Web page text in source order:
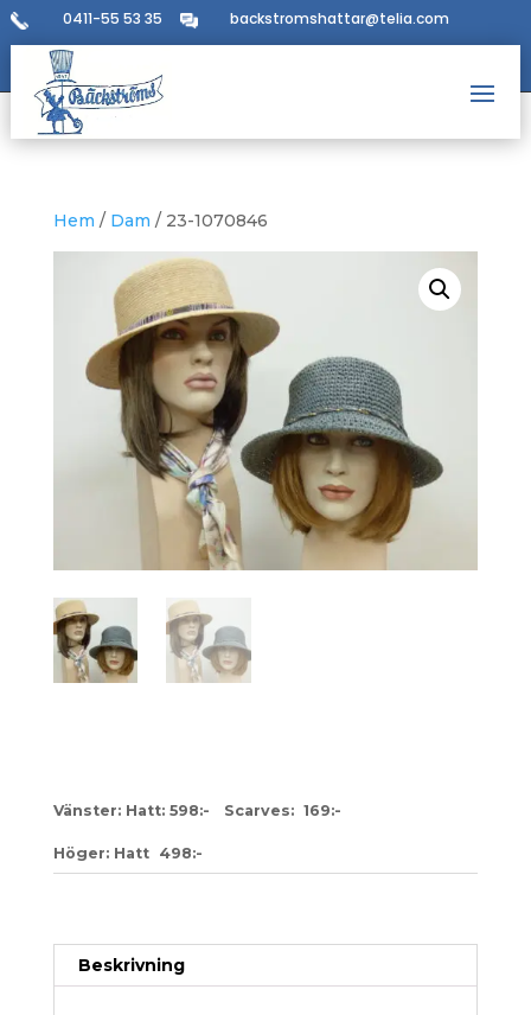
0411-55 53 35 backstromshattar@telia.com
Hem / Dam / 23-1070846
Vänster: Hatt: 598:- Scarves: 169:-
Höger: Hatt 498:-
Beskrivning